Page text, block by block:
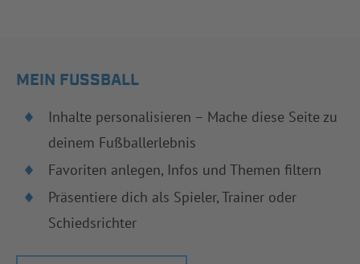
MEIN FUSSBALL
Inhalte personalisieren – Mache diese Seite zu
deinem Fußballerlebnis
Favoriten anlegen, Infos und Themen filtern
Präsentiere dich als Spieler, Trainer oder
Schiedsrichter